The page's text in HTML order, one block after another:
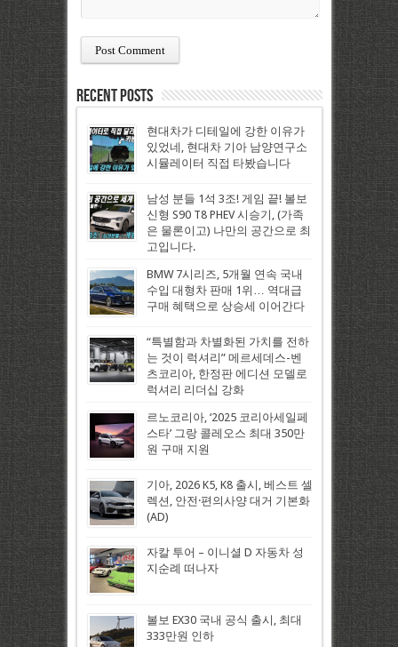
Recent Posts
현대차가 디테일에 강한 이유가
있었네, 현대차 기아 남양연구소
시뮬레이터 직접 타봤습니다
남성 분들 1석 3조! 게임 끝! 볼보
신형 S90 T8 PHEV 시승기, (가족
은 물론이고) 나만의 공간으로 최
고입니다.
BMW 7시리즈, 5개월 연속 국내
수입 대형차 판매 1위… 역대급
구매 혜택으로 상승세 이어간다
“특별함과 차별화된 가치를 전하
는 것이 럭셔리” 메르세데스-벤
츠코리아, 한정판 에디션 모델로
럭셔리 리더십 강화
르노코리아, ‘2025 코리아세일페
스타’ 그랑 콜레오스 최대 350만
원 구매 지원
기아, 2026 K5, K8 출시, 베스트 셀
렉션, 안전·편의사양 대거 기본화
(AD)
자칼 투어 – 이니셜 D 자동차 성
지순례 떠나자
볼보 EX30 국내 공식 출시, 최대
333만원 인하